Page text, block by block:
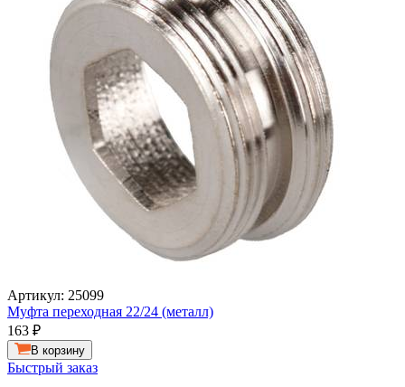
Артикул: 25099
Муфта переходная 22/24 (металл)
163 ₽
В корзину
Быстрый заказ